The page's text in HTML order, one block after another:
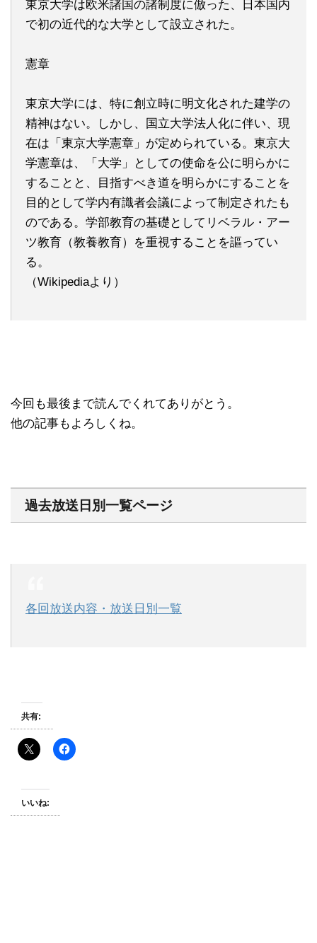
東京大学は欧米諸国の諸制度に倣った、日本国内
で初の近代的な大学として設立された。
憲章
東京大学には、特に創立時に明文化された建学の
精神はない。しかし、国立大学法人化に伴い、現
在は「東京大学憲章」が定められている。東京大
学憲章は、「大学」としての使命を公に明らかに
することと、目指すべき道を明らかにすることを
目的として学内有識者会議によって制定されたも
のである。学部教育の基礎としてリベラル・アー
ツ教育（教養教育）を重視することを謳ってい
る。
（Wikipediaより）
今回も最後まで読んでくれてありがとう。
他の記事もよろしくね。
過去放送日別一覧ページ
各回放送内容・放送日別一覧
共有:
いいね: